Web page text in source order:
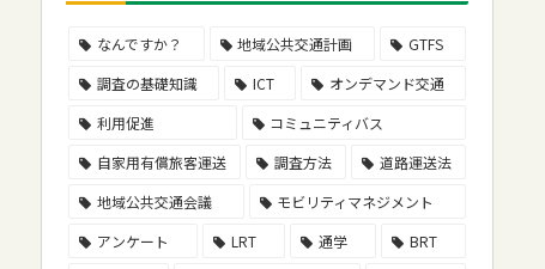
なんですか？ 地域公共交通計画
GTFS
調査の基礎知識
ICT
オンデマンド交通
利用促進
コミュニティバス
自家用有償旅客運送
調査方法
道路運送法
地域公共交通会議
モビリティマネジメント
アンケート
LRT 通学
BRT